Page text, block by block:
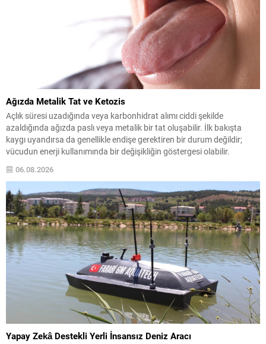
Ağızda Metalik Tat ve Ketozis
Açlık süresi uzadığında veya karbonhidrat alımı ciddi şekilde
azaldığında ağızda paslı veya metalik bir tat oluşabilir. İlk bakışta
kaygı uyandırsa da genellikle endişe gerektiren bir durum değildir;
vücudun enerji kullanımında bir değişikliğin göstergesi olabilir.
karbonhidrat rezervleri azaldığında karaciğer alternatif bir yol devreye
sokar ve...
06.08.2026
Yapay Zekâ Destekli Yerli İnsansız Deniz Aracı